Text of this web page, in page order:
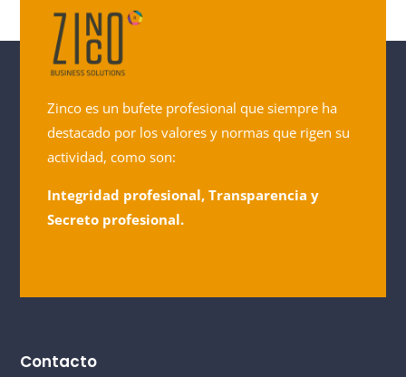
Zinco es un bufete profesional que siempre ha
destacado por los valores y normas que rigen su
actividad, como son:
Integridad profesional, Transparencia y
Secreto profesional.
Contacto